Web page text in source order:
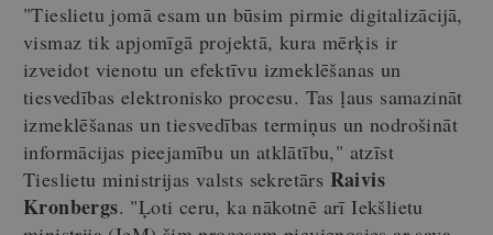
"Tieslietu jomā esam un būsim pirmie digitalizācijā,
vismaz tik apjomīgā projektā, kura mērķis ir
izveidot vienotu un efektīvu izmeklēšanas un
tiesvedības elektronisko procesu. Tas ļaus samazināt
izmeklēšanas un tiesvedības termiņus un nodrošināt
informācijas pieejamību un atklātību," atzīst
Tieslietu ministrijas valsts sekretārs Raivis
Kronbergs. "Ļoti ceru, ka nākotnē arī Iekšlietu